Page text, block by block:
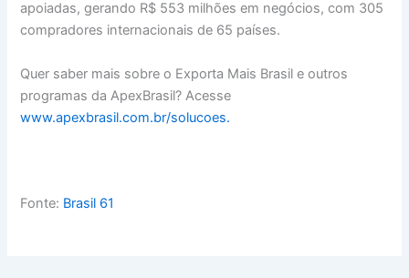
apoiadas, gerando R$ 553 milhões em negócios, com 305
compradores internacionais de 65 países.
Quer saber mais sobre o Exporta Mais Brasil e outros
programas da ApexBrasil? Acesse
www.apexbrasil.com.br/solucoes.
Fonte: Brasil 61